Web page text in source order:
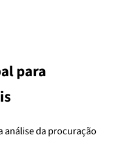
para
análise da procuração